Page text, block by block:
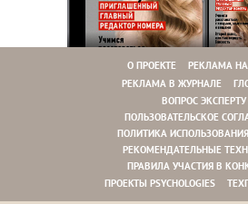
О ПРОЕКТЕ
РЕКЛАМА
РЕКЛАМА В ЖУРНАЛЕ
ВОПРОС ЭКСПЕРТУ
ПОЛЬЗОВАТЕЛЬСКОЕ
ПОЛИТИКА ИСПОЛЬЗОВАНИЯ
РЕКОМЕНДАТЕЛЬНЫЕ
ПРАВИЛА УЧАСТИЯ В
ПРОЕКТЫ PSYCHOLOGIES